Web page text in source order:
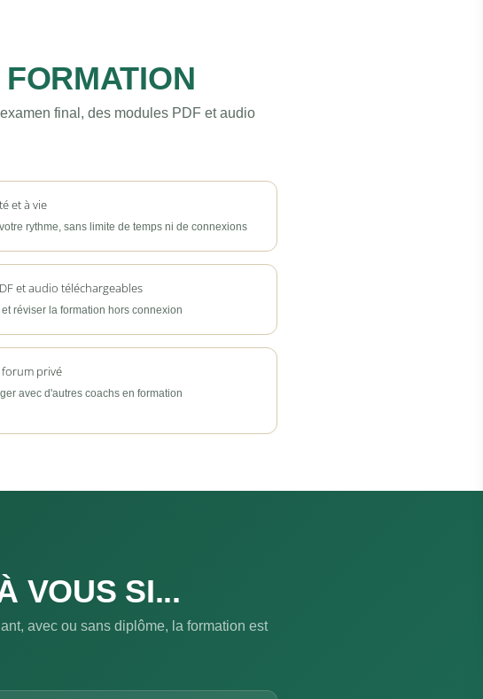
final, des modules PDF et audio
et à vie
rythme, sans limite de temps ni de connexions
et audio téléchargeables
et réviser la formation hors connexion
forum privé
avec d'autres coachs en formation
VOUS SI...
avec ou sans diplôme, la formation est